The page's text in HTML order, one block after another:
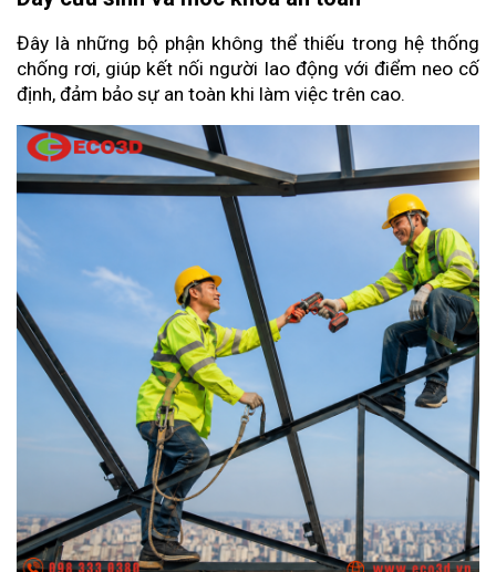
Đây là những bộ phận không thể thiếu trong hệ thống
chống rơi, giúp kết nối người lao động với điểm neo cố
định, đảm bảo sự an toàn khi làm việc trên cao.